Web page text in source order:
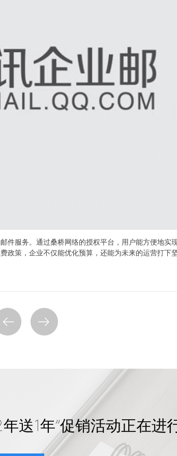
服务。通过桑桥网络的授权平台，用户能方便地实
策，企业不仅能优化预算，还能为未来的运营打下坚
送1年”促销活动正在进